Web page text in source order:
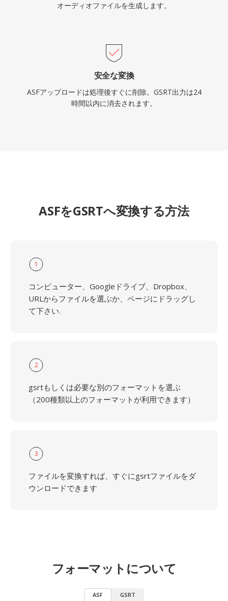
オーディオファイルを生成します。
安全な変換
ASFアップロードは処理後すぐに削除。GSRT出力は24
時間以内に消去されます。
ASFをGSRTへ変換する方法
1
コンピューター、Googleドライブ、Dropbox、
URLからファイルを選ぶか、ページにドラッグし
て下さい.
2
gsrtもしくは必要な別のフォーマットを選ぶ
（200種類以上のフォーマットが利用できます）
3
ファイルを変換すれば、すぐにgsrtファイルをダ
ウンロードできます
フォーマットについて
ASF GSRT